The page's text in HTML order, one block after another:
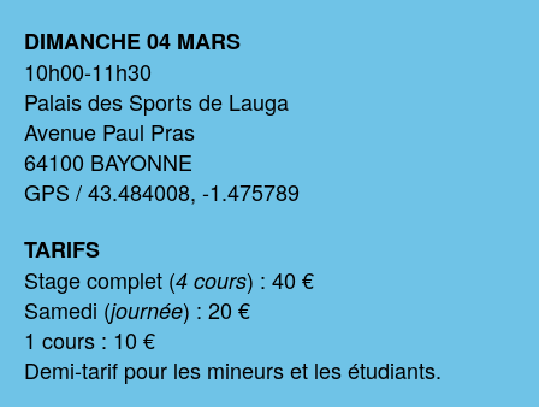
DIMANCHE 04 MARS
10h00-11h30
Palais des Sports de Lauga
Avenue Paul Pras
64100 BAYONNE
GPS / 43.484008, -1.475789
TARIFS
Stage complet (4 cours) : 40 €
Samedi (journée) : 20 €
1 cours : 10 €
Demi-tarif pour les mineurs et les étudiants.